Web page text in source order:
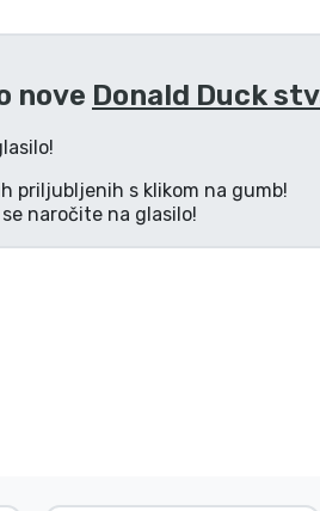
nove Donald Duck
priljubljenih s klikom na gumb!
naročite na glasilo!